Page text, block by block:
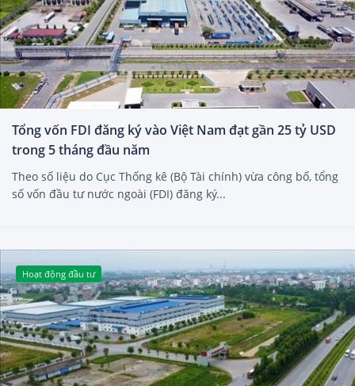
Tổng vốn FDI đăng ký vào Việt Nam đạt gần 25 tỷ USD
trong 5 tháng đầu năm
Theo số liệu do Cục Thống kê (Bộ Tài chính) vừa công bố, tổng
số vốn đầu tư nước ngoài (FDI) đăng ký...
Hoạt động đầu tư